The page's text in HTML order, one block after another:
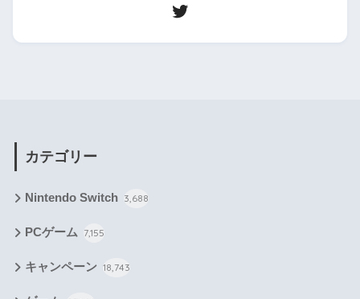
カテゴリー
Nintendo Switch 3,688
PCゲーム 7,155
キャンペーン 18,743